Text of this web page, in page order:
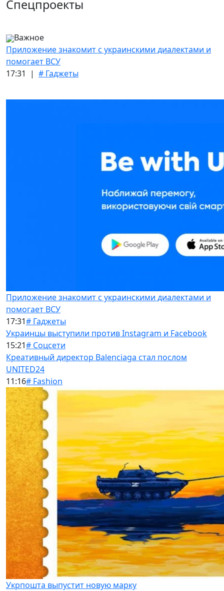
Спецпроекты
Важное
Приложение знакомит с украинскими диалектами и
помогает ВСУ
17:31 | # Гаджеты
Приложение знакомит с украинскими диалектами и
помогает ВСУ
17:31# Гаджеты
Украинцы выступили против Instagram и Facebook
15:21# Соцсети
Креативный директор Balenciaga стал послом
UNITED24
11:16# Fashion
Укрпошта выпустит новую марку